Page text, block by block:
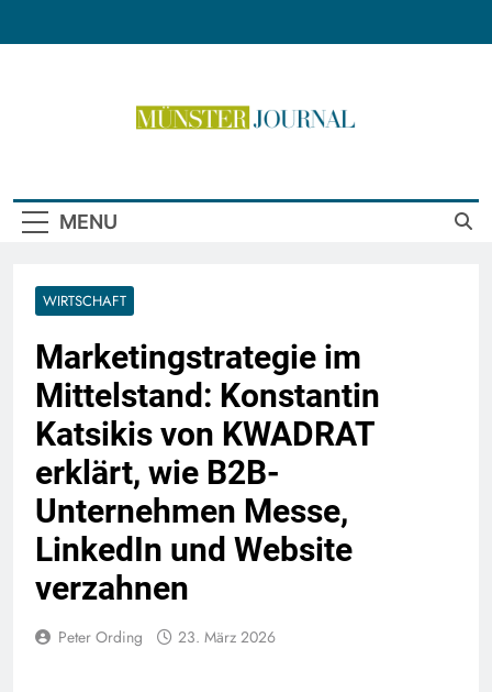
MENU
WIRTSCHAFT
Marketingstrategie im
Mittelstand: Konstantin
Katsikis von KWADRAT
erklärt, wie B2B-
Unternehmen Messe,
LinkedIn und Website
verzahnen
Peter Ording 23. März 2026